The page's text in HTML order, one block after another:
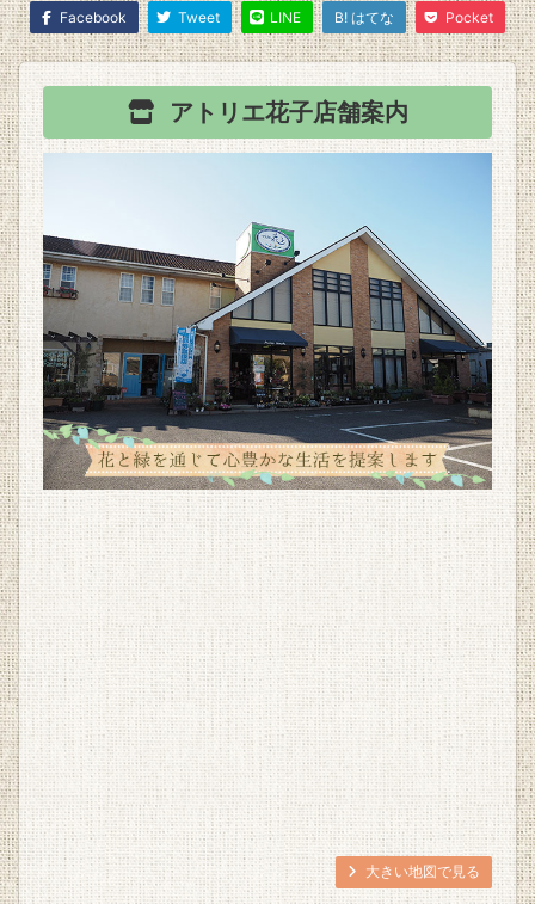
Facebook Tweet LINE B! はてな Pocket
アトリエ花子店舗案内
大きい地図で見る